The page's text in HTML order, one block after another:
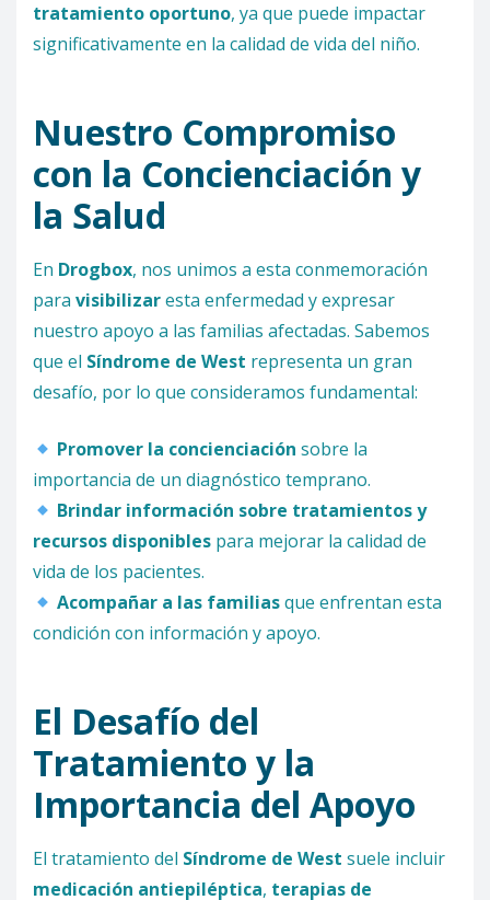
tratamiento oportuno, ya que puede impactar
significativamente en la calidad de vida del niño.
Nuestro Compromiso
con la Concienciación y
la Salud
En Drogbox, nos unimos a esta conmemoración
para visibilizaresta enfermedad y expresar
nuestro apoyo a las familias afectadas. Sabemos
que el Síndrome de West representa un gran
desafío, por lo que consideramos fundamental:
Promover la concienciación sobre la
importancia de un diagnóstico temprano.
Brindar información sobre tratamientos y
recursos disponibles para mejorar la calidad de
vida de los pacientes.
Acompañar a las familiasque enfrentan esta
condición con información y apoyo.
El Desafío del
Tratamiento y la
Importancia del Apoyo
El tratamiento del Síndrome de West suele incluir
medicación antiepiléptica, terapias de